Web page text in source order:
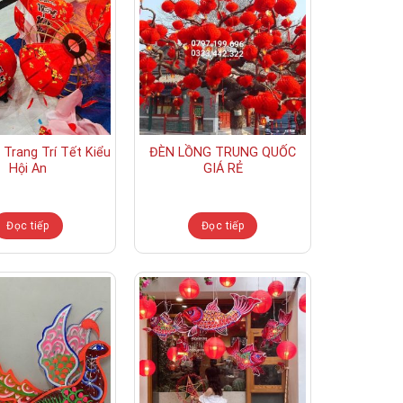
Trang Trí Tết Kiểu
Hội An
Đọc tiếp
ĐÈN LỒNG TRUNG QUỐC
GIÁ RẺ
Đọc tiếp